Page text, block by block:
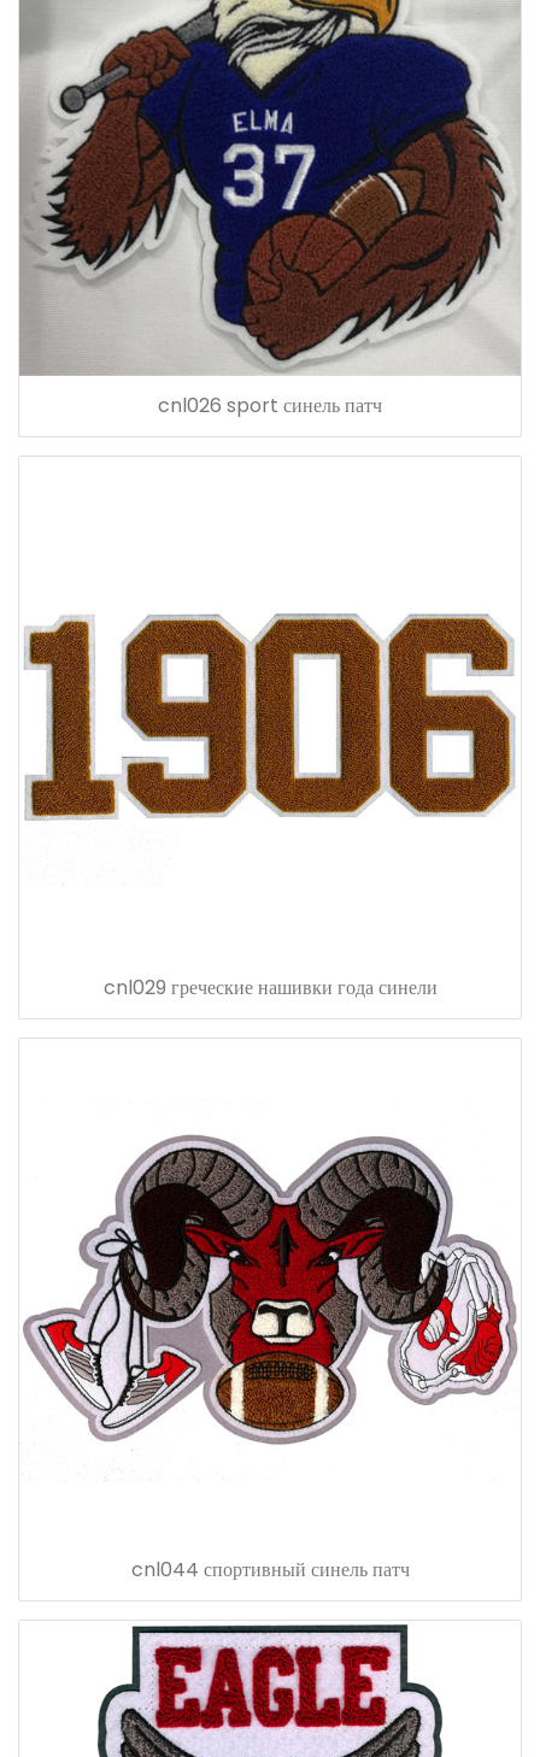
cnl026 sport синель патч
cnl029 греческие нашивки года синели
cnl044 спортивный синель патч